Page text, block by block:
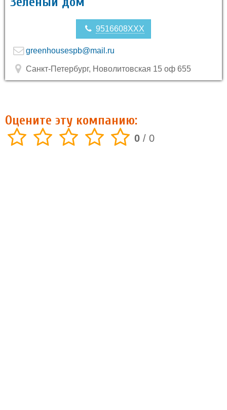
9516608XXX
greenhousespb@mail.ru
Санкт-Петербург, Новолитовская 15 оф 655
Оцените эту компанию:
0 / 0